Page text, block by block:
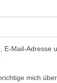
E-Mail-Adresse
mich